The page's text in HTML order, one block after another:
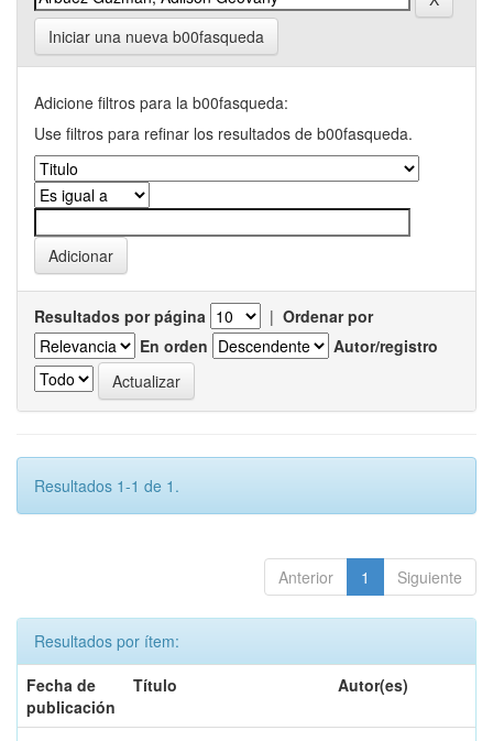
Iniciar una nueva b00fasqueda
Adicione filtros para la b00fasqueda:
Use filtros para refinar los resultados de b00fasqueda.
Resultados por página | Ordenar por
En orden
Autor/registro
Resultados 1-1 de 1.
Anterior 1 Siguiente
Resultados por ítem:
Fecha de
publicación
Título Autor(es)